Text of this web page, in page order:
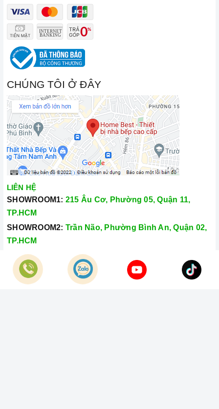
CHÚNG TÔI Ở ĐÂY
LIÊN HỆ
SHOWROOM1: 215 Âu Cơ, Phường 05, Quận 11,
TP.HCM
SHOWROOM2: Trần Não, Phường Bình An, Quận 02,
TP.HCM
Hotline:
028.66.79.8989
Khiếu nại: 0933.800.899